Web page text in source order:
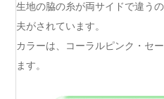
生地の脇の糸が両サイドで違う
夫がされています。
カラーは、コーラルピンク・セ
ます。